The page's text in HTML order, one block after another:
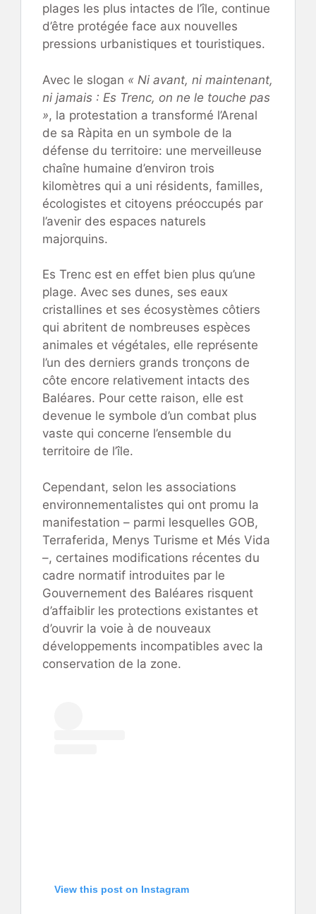
plages les plus intactes de l’île, continue
d’être protégée face aux nouvelles
pressions urbanistiques et touristiques.
Avec le slogan « Ni avant, ni maintenant,
ni jamais : Es Trenc, on ne le touche pas
», la protestation a transformé l’Arenal
de sa Ràpita en un symbole de la
défense du territoire: une merveilleuse
chaîne humaine d’environ trois
kilomètres qui a uni résidents, familles,
écologistes et citoyens préoccupés par
l’avenir des espaces naturels
majorquins.
Es Trenc est en effet bien plus qu’une
plage. Avec ses dunes, ses eaux
cristallines et ses écosystèmes côtiers
qui abritent de nombreuses espèces
animales et végétales, elle représente
l’un des derniers grands tronçons de
côte encore relativement intacts des
Baléares. Pour cette raison, elle est
devenue le symbole d’un combat plus
vaste qui concerne l’ensemble du
territoire de l’île.
Cependant, selon les associations
environnementalistes qui ont promu la
manifestation – parmi lesquelles GOB,
Terraferida, Menys Turisme et Més Vida
–, certaines modifications récentes du
cadre normatif introduites par le
Gouvernement des Baléares risquent
d’affaiblir les protections existantes et
d’ouvrir la voie à de nouveaux
développements incompatibles avec la
conservation de la zone.
View this post on Instagram